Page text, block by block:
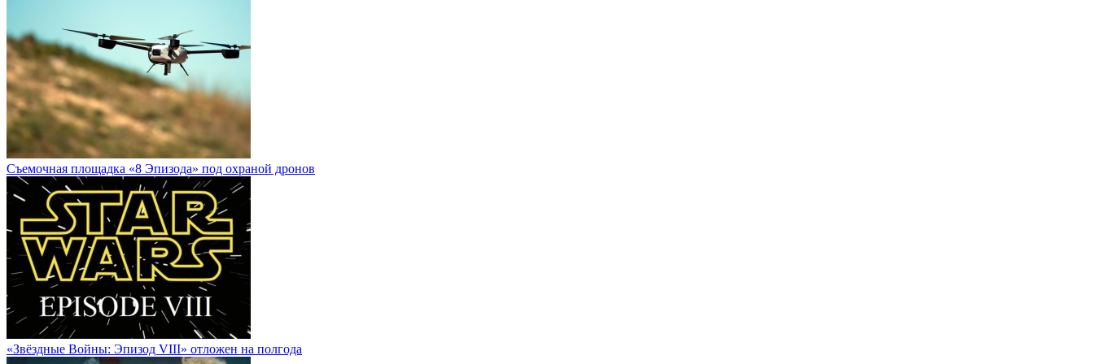
Cъемочная площадка «8 Эпизода» под охраной дронов
«Звёздные Войны: Эпизод VIII» отложен на полгода